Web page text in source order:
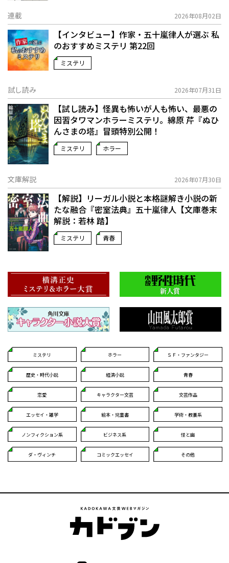
連載 2026年08月02日
【インタビュー】作家・五十嵐律人が選ぶ 私
のおすすめミステリ 第22回
ミステリ
試し読み 2026年07月31日
【試し読み】怪異も怖いが人も怖い、最悪の
因習タワマンホラーミステリ。綿原 芹『ぬひ
んさまの塔』冒頭特別公開！
ミステリ ホラー
文庫解説 2026年07月30日
【解説】リーガル小説と本格謎解き小説の新
たな融合――『密室法典』五十嵐律人【文庫巻末
解説：若林 踏】
ミステリ 青春
ミステリ ホラー ＳＦ・ファンタジー
歴史・時代小説 経済小説 青春
恋愛 キャラクター文芸 文芸作品
エッセイ・雑学 絵本・児童書 学術・教養系
ノンフィクション系 ビジネス系 怪と幽
ダ・ヴィンチ コミックエッセイ その他